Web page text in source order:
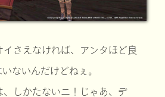
イさえなければ、アンタほど良
ないんだけどねぇ。
、しかたないニ！じゃあ、デ